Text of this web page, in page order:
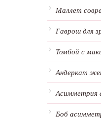
Маллет
Гаврош для
Томбой с
Андеркат
Асимметрия
Боб